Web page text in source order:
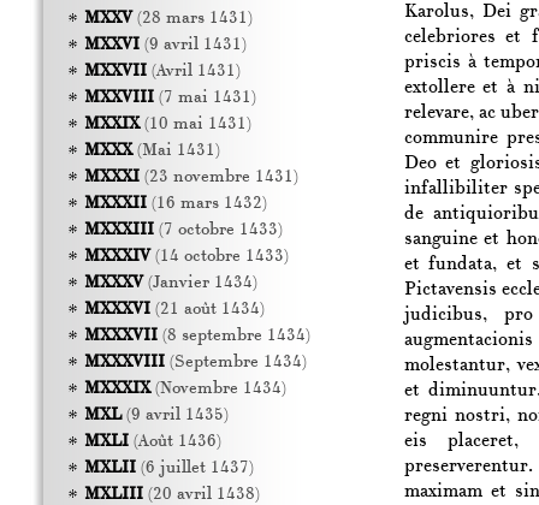
Karolus, Dei
celebriores et
priscis à
extollere et à
relevare, ac
communire
Deo et
infallibiliter
de
sanguine et
et fundata, et
Pictavensis
judicibus,
molestantur,
et
regni nostri,
eis placeret,
maximam et
MXXV(28 mars 1431)
MXXVI(9 avril 1431)
MXXVII(Avril 1431)
MXXVIII(7 mai 1431)
MXXIX(10 mai 1431)
MXXX(Mai 1431)
MXXXI(23 novembre 1431)
MXXXII(16 mars 1432)
MXXXIII(7 octobre 1433)
MXXXIV(14 octobre 1433)
MXXXV(Janvier 1434)
MXXXVI(21 août 1434)
MXXXVII(8 septembre 1434)
MXXXVIII(Septembre 1434)
MXXXIX(Novembre 1434)
MXL(9 avril 1435)
MXLI(Août 1436)
MXLII(6 juillet 1437)
MXLIII(20 avril 1438)